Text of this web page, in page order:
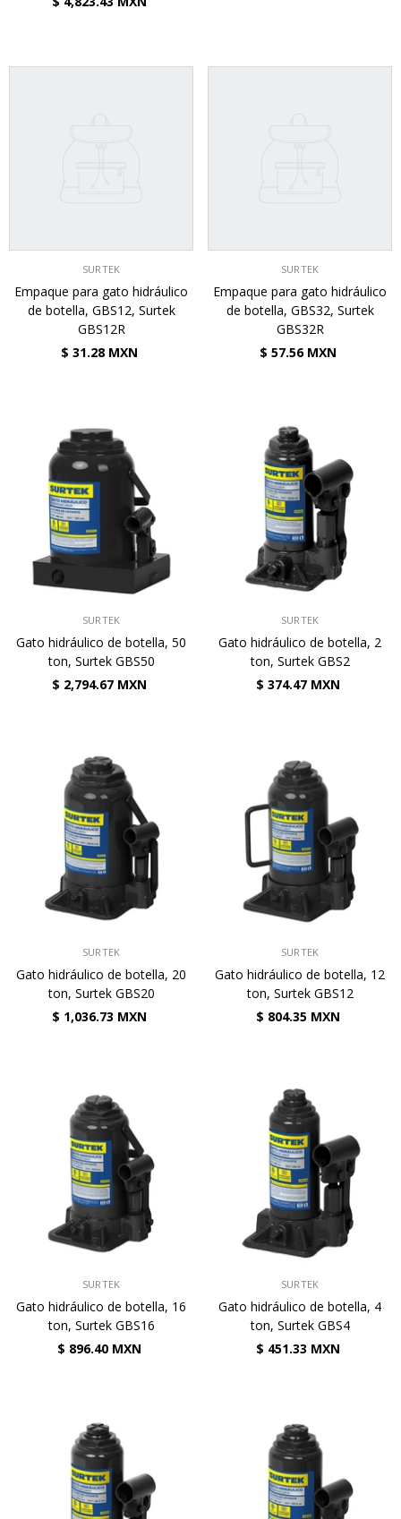
SURTEK
Empaque para gato hidráulico
de botella, GBS12, Surtek
GBS12R
$ 31.28 MXN
SURTEK
Empaque para gato hidráulico
de botella, GBS32, Surtek
GBS32R
$ 57.56 MXN
SURTEK
Gato hidráulico de botella, 50
ton, Surtek GBS50
$ 2,794.67 MXN
SURTEK
Gato hidráulico de botella, 2
ton, Surtek GBS2
$ 374.47 MXN
SURTEK
Gato hidráulico de botella, 20
ton, Surtek GBS20
$ 1,036.73 MXN
SURTEK
Gato hidráulico de botella, 12
ton, Surtek GBS12
$ 804.35 MXN
SURTEK
Gato hidráulico de botella, 16
ton, Surtek GBS16
$ 896.40 MXN
SURTEK
Gato hidráulico de botella, 4
ton, Surtek GBS4
$ 451.33 MXN